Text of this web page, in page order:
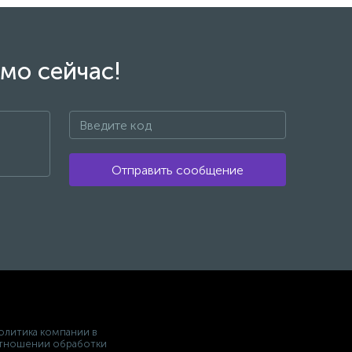
сейчас!
Отправить сообщение
компании в
обработки